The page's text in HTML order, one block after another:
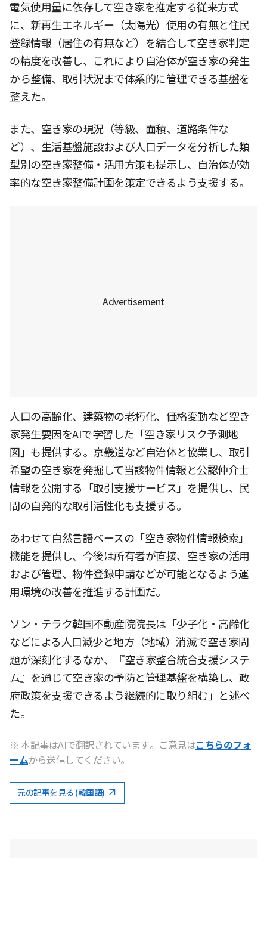
電気使用量に依存して空き家を推定する従来方式
に、新再生エネルギー（太陽光）使用の有無と住民
登録情報（居住の有無など）を結合して空き家判定
の精度を改善し、これにより自治体が空き家の発生
から整備、取引状況まで体系的に管理できる基盤を
整えた。
また、空き家の現況（等級、面積、道路条件な
ど）、生活基盤施設および人口データを分析した類
型別の空き家整備・活用方策も提示し、自治体が効
率的な空き家整備計画を策定できるよう支援する。
人口の高齢化、建築物の老朽化、価格変動など空き
家発生要因をAIで学習した「空き家リスク予測地
図」も提供する。京畿道など自治体と協業し、取引
希望の空き家を発掘して当該物件情報と公認仲介士
情報を公開する「取引支援サービス」を提供し、民
間の自発的な取引活性化も支援する。
あわせて自然言語ベースの「空き家物件情報検索」
機能を提供し、今後は所有者が直接、空き家の活用
および管理、物件登録申請などが可能となるよう運
用環境の改善を推進する計画だ。
ソン・テラク韓国不動産院院長は「少子化・高齢化
などによる人口減少と地方（地域）消滅で空き家問
題が深刻化するなか、『空き家整合統合支援システ
ム』を通じて空き家の予防と管理基盤を構築し、政
府政策を支援できるよう継続的に取り組む」と述べ
た。
※ 本記事はAIで翻訳されています。ご意見はこちらのフォ
ームから送信してください。
元の記事を見る (韓国語)